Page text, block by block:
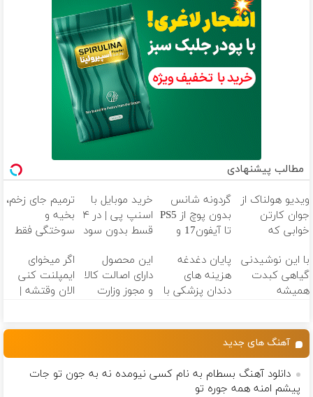
مطالب پیشنهادی
ویدیو هولناک از
جوان کارتن
خوابی که
آموزش رایگان
گردونه شانس
بدون پوچ از PS5
تا آیفون17 و
خرید موبایل با
اسنپ پی | در ۴
قسط بدون سود
ترمیم جای زخم،
بخیه و
سوختگی فقط
با این نوشیدنی
گیاهی کبدت
همیشه
پایان دغدغه
هزینه های
دندان پزشکی با
این محصول
دارای اصالت کالا
و مجوز وزارت
اگر میخوای
ایمپلنت کنی
الان وقتشه |
آهنگ های جدید
دانلود آهنگ بسطام به نام کسی نیومده نه به جون تو جات
پیشم امنه همه جوره تو